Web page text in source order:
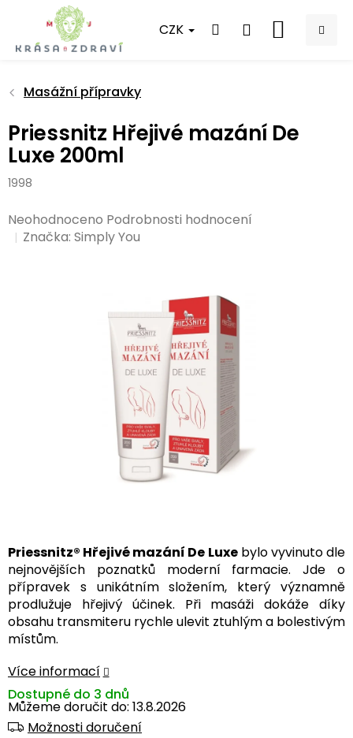
obsah
CZK
NÁKUPNÍ
Masážní přípravky
Priessnitz Hřejivé mazání De
Luxe 200ml
1998
Průměrné
hodnocení
Neohodnoceno Podrobnosti hodnocení
Značka:Simply You
Priessnitz® Hřejivé mazání De Luxebylo vyvinuto dle
nejnovějších poznatků moderní farmacie. Jde o
přípravek s unikátním složením, který významně
prodlužuje hřejivý účinek. Při masáži dokáže díky
obsahu transmiteru rychle ulevit ztuhlým a bolestivým
místům.
Více informací
Můžeme doručit do: 13.8.2026
Možnosti doručení
Dostupné do 3 dnů